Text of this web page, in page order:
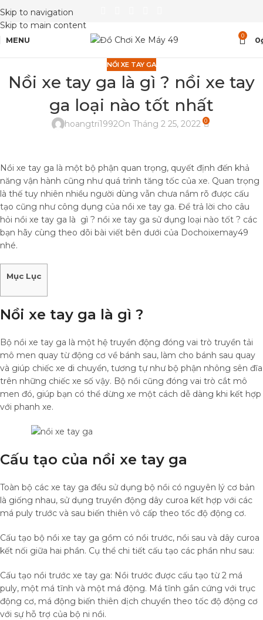
Skip to navigation
Skip to main content
MENU 0 0
NỒI XE TAY GA
Nồi xe tay ga là gì ? nồi xe tay
ga loại nào tốt nhất
hoangtri1992On Tháng 2 25, 2022 0
Nồi xe tay ga là một bộ phận quan trọng, quyết định đến khả
năng vận hành cũng như quá trình tăng tốc của xe. Quan trọng
là thế tuy nhiên nhiều người dùng vẫn chưa nắm rõ được cấu
tạo cũng như công dụng của nồi xe tay ga. Để trả lời cho câu
hỏi nồi xe tay ga là gì ? nồi xe tay ga sử dụng loại nào tốt ? các
bạn hãy cùng theo dõi bài viết bên dưới của Dochoixemay49
nhé.
Mục Lục
Nồi xe tay ga là gì ?
Bộ nồi xe tay ga là một hệ truyền động đóng vai trò truyền tải
mô men quay từ động cơ về bánh sau, làm cho bánh sau quay
và giúp chiếc xe di chuyển, tương tự như bộ phận nhông sên đĩa
trên những chiếc xe số vậy. Bộ nồi cũng đóng vai trò cắt mô
men đó, giúp bạn có thể dừng xe một cách dễ dàng khi kết hợp
với phanh xe.
Cấu tạo của nồi xe tay ga
Toàn bộ các xe tay ga đều sử dụng bộ nồi có nguyên lý cơ bản
là giống nhau, sử dụng truyền động dây curoa kết hợp với các
má puly trước và sau biến thiên vô cấp theo tốc độ động cơ.
Cấu tạo bộ nồi xe tay ga gồm có nồi trước, nồi sau và dây curoa
kết nối giữa hai phần. Cụ thể chi tiết cấu tạo các phần như sau:
Cấu tạo nồi trước xe tay ga: Nồi trước được cấu tạo từ 2 má
puly, một má tĩnh và một má động. Má tĩnh gắn cứng với trục
động cơ, má động biến thiên dịch chuyển theo tốc độ động cơ
với sự hỗ trợ của bộ ni nồi.